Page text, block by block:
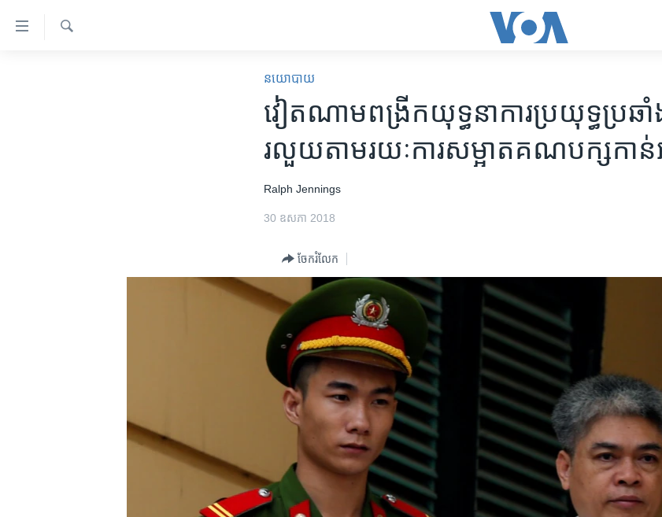
ទៅ​
នយោបាយ
វៀតណាម​ពង្រីក​យុទ្ធនាការ​ប្រយុទ្ធ​ប្រឆ
រលួយ​តាមរយៈ​ការ​សម្អាត​គណបក្ស​កា
Ralph Jennings
30 ឧសភា 2018
ចែករំលែក